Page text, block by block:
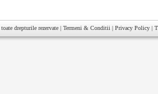
toate drepturile rezervate | Termeni & Conditii | Privacy Policy |